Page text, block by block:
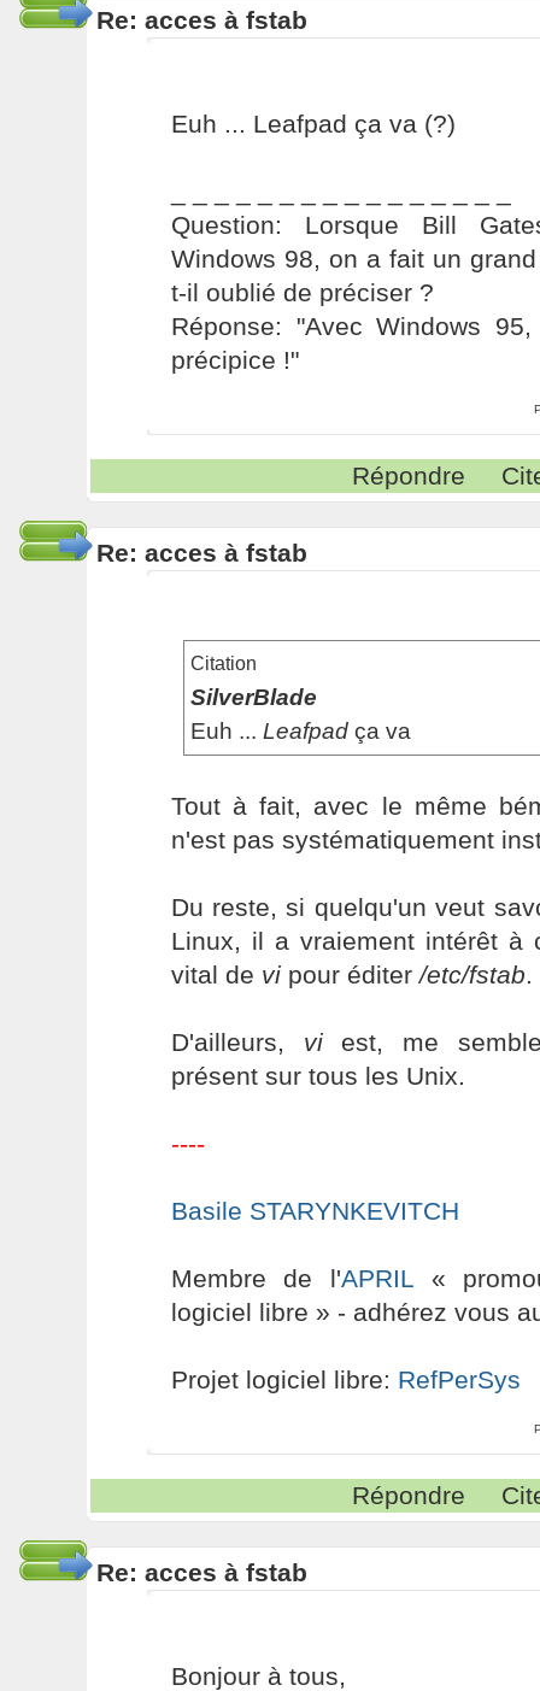
Re: acces à fstab
Euh ... Leafpad ça va (?)
Question: Lorsque Bill
Windows 98, on a fait un
t-il oublié de préciser ?
Réponse: "Avec Windows
précipice !"
Répondre
Re: acces à fstab
Citation
SilverBlade
Euh ... Leafpadça va
Tout à fait, avec le même
n'est pas systématiquement
Du reste, si quelqu'un veut
Linux, il a vraiement intérêt à
vital de vipour éditer/etc/fstab.
D'ailleurs, viest, me
présent sur tous les Unix.
----
Basile STARYNKEVITCH
Membre de l'APRIL «
logiciel libre » - adhérez vous
Projet logiciel libre: RefPerSys
Répondre
Re: acces à fstab
Bonjour à tous,